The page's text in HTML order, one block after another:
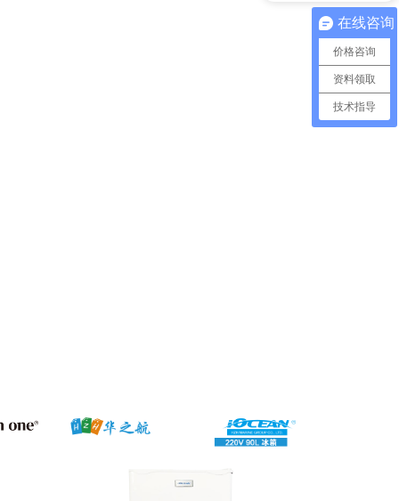
在线咨询
价格咨询
资料领取
技术指导